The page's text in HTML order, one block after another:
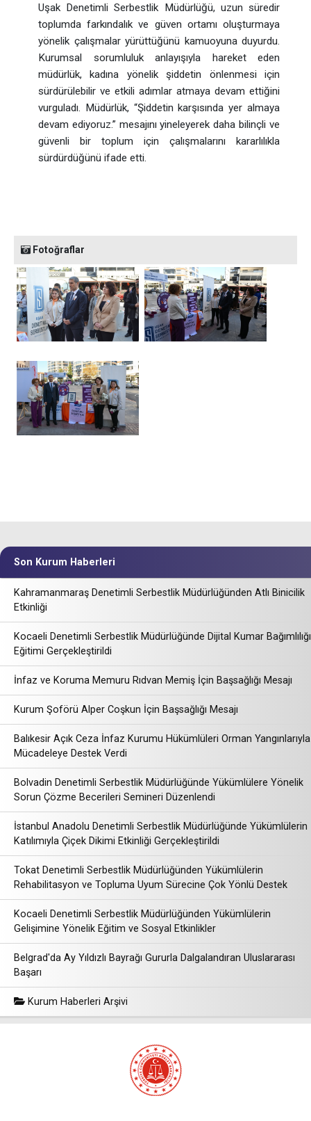
Uşak Denetimli Serbestlik Müdürlüğü, uzun süredir
toplumda farkındalık ve güven ortamı oluşturmaya
yönelik çalışmalar yürüttüğünü kamuoyuna duyurdu.
Kurumsal sorumluluk anlayışıyla hareket eden
müdürlük, kadına yönelik şiddetin önlenmesi için
sürdürülebilir ve etkili adımlar atmaya devam ettiğini
vurguladı. Müdürlük, “Şiddetin karşısında yer almaya
devam ediyoruz.” mesajını yineleyerek daha bilinçli ve
güvenli bir toplum için çalışmalarını kararlılıkla
sürdürdüğünü ifade etti.
Fotoğraflar
Son Kurum Haberleri
Kahramanmaraş Denetimli Serbestlik Müdürlüğünden Atlı Binicilik
Etkinliği
Kocaeli Denetimli Serbestlik Müdürlüğünde Dijital Kumar Bağımlılığı
Eğitimi Gerçekleştirildi
İnfaz ve Koruma Memuru Rıdvan Memiş İçin Başsağlığı Mesajı
Kurum Şoförü Alper Coşkun İçin Başsağlığı Mesajı
Balıkesir Açık Ceza İnfaz Kurumu Hükümlüleri Orman Yangınlarıyla
Mücadeleye Destek Verdi
Bolvadin Denetimli Serbestlik Müdürlüğünde Yükümlülere Yönelik
Sorun Çözme Becerileri Semineri Düzenlendi
İstanbul Anadolu Denetimli Serbestlik Müdürlüğünde Yükümlülerin
Katılımıyla Çiçek Dikimi Etkinliği Gerçekleştirildi
Tokat Denetimli Serbestlik Müdürlüğünden Yükümlülerin
Rehabilitasyon ve Topluma Uyum Sürecine Çok Yönlü Destek
Kocaeli Denetimli Serbestlik Müdürlüğünden Yükümlülerin
Gelişimine Yönelik Eğitim ve Sosyal Etkinlikler
Belgrad'da Ay Yıldızlı Bayrağı Gururla Dalgalandıran Uluslararası
Başarı
Kurum Haberleri Arşivi